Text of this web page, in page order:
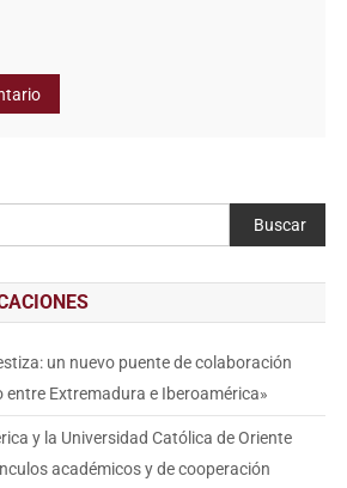
Buscar
un nuevo puente de colaboración
Extremadura e Iberoamérica»
y la Universidad Católica de Oriente
académicos y de cooperación